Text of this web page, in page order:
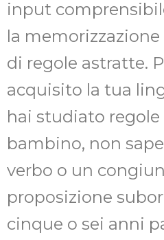
input
la memorizzazione
di regole astratte.
acquisito la tua
hai studiato
bambino, non
verbo o un
proposizione
cinque o sei anni